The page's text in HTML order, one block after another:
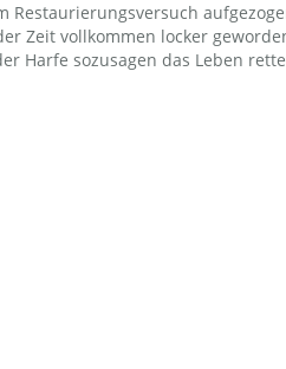
Zeit vollkommen locker
Harfe sozusagen das Leben